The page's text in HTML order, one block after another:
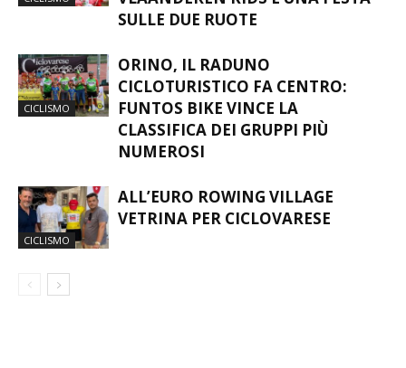
SULLE DUE RUOTE
CICLISMO
ORINO, IL RADUNO
CICLOTURISTICO FA CENTRO:
FUNTOS BIKE VINCE LA
CLASSIFICA DEI GRUPPI PIÙ
NUMEROSI
CICLISMO
ALL’EURO ROWING VILLAGE
VETRINA PER CICLOVARESE